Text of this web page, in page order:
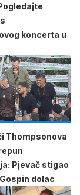
koncerta u
Thompsonova
Pjevač stigao
dolac